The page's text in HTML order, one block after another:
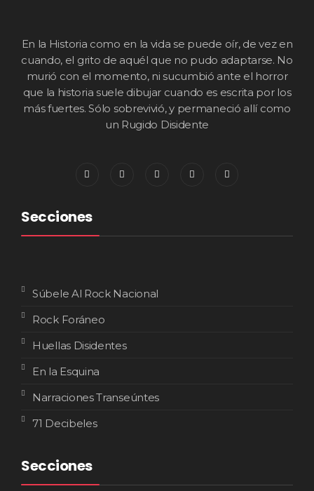
En la Historia como en la vida se puede oír, de vez en
cuando, el grito de aquél que no pudo adaptarse. No
murió con el momento, ni sucumbió ante el horror
que la historia suele dibujar cuando es escrita por los
más fuertes. Sólo sobrevivió, y permaneció allí como
un Rugido Disidente
Secciones
Súbele Al Rock Nacional
Rock Foráneo
Huellas Disidentes
En la Esquina
Narraciones Transeúntes
71 Decibeles
Secciones